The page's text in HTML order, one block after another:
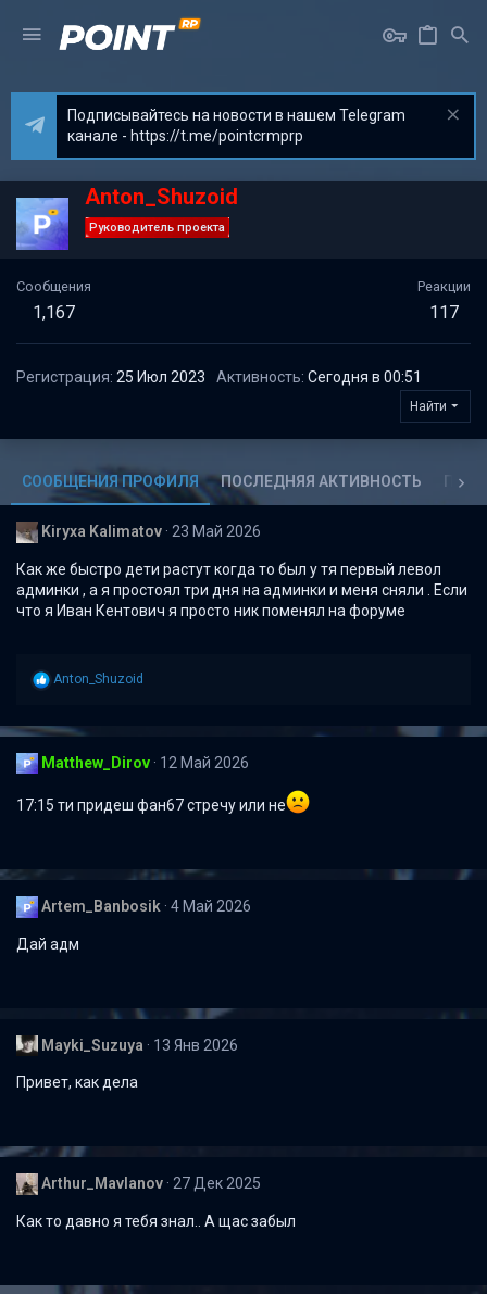
Подписывайтесь на новости в нашем Telegram
канале - https://t.me/pointcrmprp
Anton_Shuzoid
Руководитель проекта
Сообщения
1,167
Реакции
117
Регистрация 25 Июл 2023 Активность Сегодня в 00:51
Найти
СООБЩЕНИЯ ПРОФИЛЯ ПОСЛЕДНЯЯ АКТИВНОСТЬ
Kiryxa Kalimatov 23 Май 2026
Как же быстро дети растут когда то был у тя первый левол
админки , а я простоял три дня на админки и меня сняли . Если
что я Иван Кентович я просто ник поменял на форуме
Р
к
и
:
Anton_Shuzoid
Matthew_Dirov 12 Май 2026
17:15 ти придеш фан67 стречу или не
Artem_Banbosik 4 Май 2026
Дай адм
Mayki_Suzuya 13 Янв 2026
Привет, как дела
Arthur_Mavlanov 27 Дек 2025
Как то давно я тебя знал.. А щас забыл